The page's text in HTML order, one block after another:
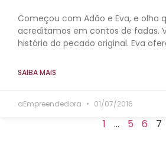
Começou com Adão e Eva, e olha
acreditamos em contos de fadas.
história do pecado original. Eva
SAIBA MAIS
aEmpreendedora 01/07/2016
1 … 5 6 7